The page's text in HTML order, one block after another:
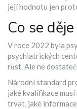
její hodnotu jen
Co se
V roce 2022 byla
psychiatrických
růst. Ale ne
Národní standard
jaké kvalifikace
trvat, jaké